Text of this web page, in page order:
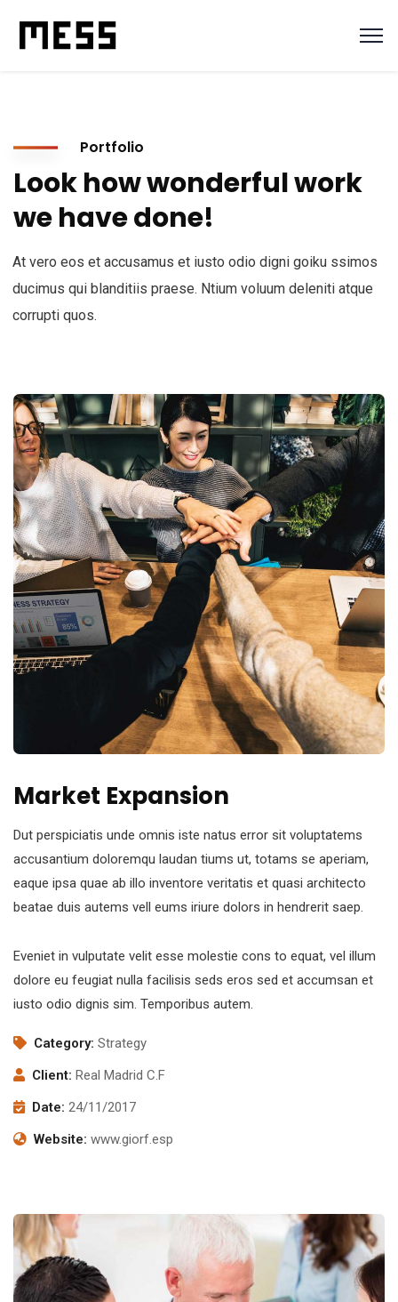
Portfolio
Look how wonderful work
we have done!
At vero eos et accusamus et iusto odio digni goiku ssimos
ducimus qui blanditiis praese. Ntium voluum deleniti atque
corrupti quos.
Market Expansion
Dut perspiciatis unde omnis iste natus error sit voluptatems
accusantium doloremqu laudan tiums ut, totams se aperiam,
eaque ipsa quae ab illo inventore veritatis et quasi architecto
beatae duis autems vell eums iriure dolors in hendrerit saep.
Eveniet in vulputate velit esse molestie cons to equat, vel illum
dolore eu feugiat nulla facilisis seds eros sed et accumsan et
iusto odio dignis sim. Temporibus autem.
Category: Strategy
Client: Real Madrid C.F
Date: 24/11/2017
Website: www.giorf.esp